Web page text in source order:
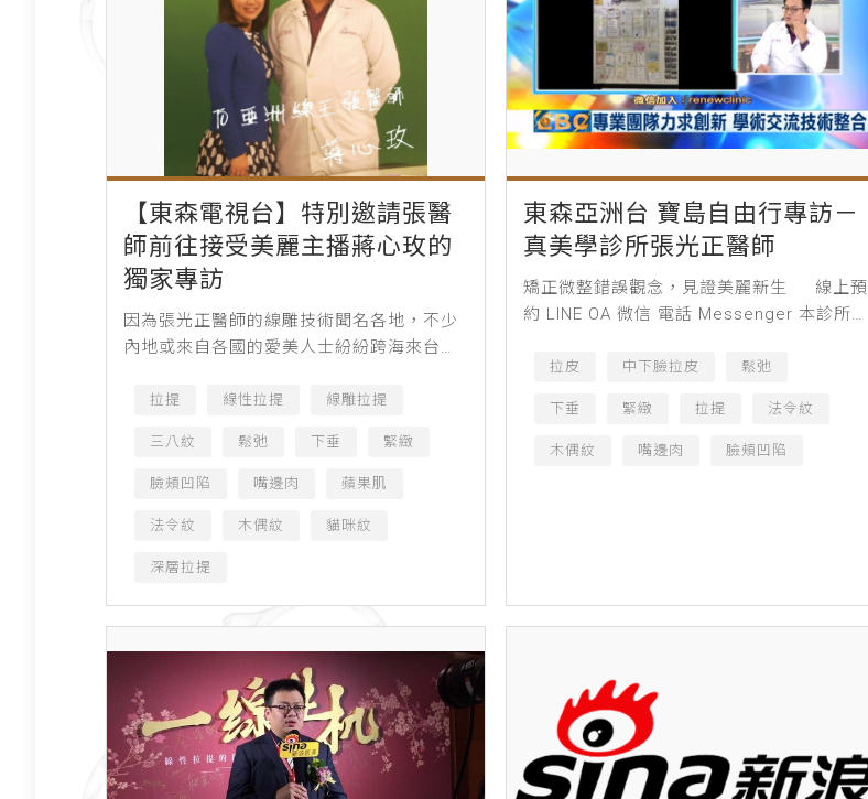
【東森電視台】特別邀請張醫
師前往接受美麗主播蔣心玫的
獨家專訪
因為張光正醫師的線雕技術聞名各地，不少
內地或來自各國的愛美人士紛紛跨海來台找
醫師前往接受美麗主播蔣心玫的獨家專訪，
拉提 線性拉提 線雕拉提
三八紋 鬆弛 下垂 緊緻
臉頰凹陷 嘴邊肉 蘋果肌
法令紋 木偶紋 貓咪紋
深層拉提
東森亞洲台 寶島自由行專訪－
真美學診所張光正醫師
矯正微整錯誤觀念，見證美麗新生 線上預
約 LINE OA 微信 電話 Messenger 本診所
登，僅作輔助診療說明...
拉皮 中下臉拉皮 鬆弛
下垂 緊緻 拉提 法令紋
木偶紋 嘴邊肉 臉頰凹陷